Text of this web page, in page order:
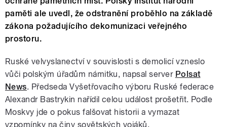
paměti ale uvedl, že odstranění proběhlo na základě
zákona požadujícího dekomunizaci veřejného
prostoru.
Ruské velvyslanectví v souvislosti s demolicí vzneslo
vůči polským úřadům námitku, napsal server Polsat
News. Předseda Vyšetřovacího výboru Ruské federace
Alexandr Bastrykin nařídil celou událost prošetřit. Podle
Moskvy jde o pokus falšovat historii a vymazat
vzpomínky na činy sovětských vojáků.